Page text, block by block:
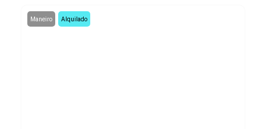
Maneiro Alquilado